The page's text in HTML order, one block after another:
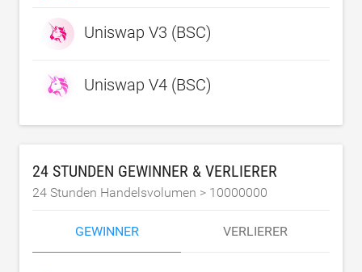
Uniswap V3 (BSC)
Uniswap V4 (BSC)
24 STUNDEN GEWINNER & VERLIERER
24 Stunden Handelsvolumen > 10000000
GEWINNER VERLIERER